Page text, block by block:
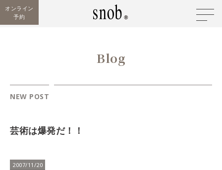
オンライン
予約
Blog
NEW POST
芸術は爆発だ！！
2007/11/20